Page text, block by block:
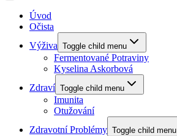
Úvod
Očista
Výživa Toggle child menu
Fermentované Potraviny
Kyselina Askorbová
Zdraví Toggle child menu
Imunita
Otužování
Zdravotní Problémy Toggle child menu